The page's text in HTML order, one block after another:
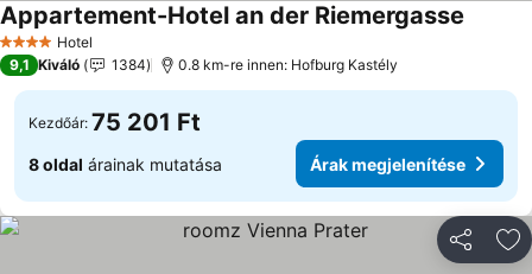
4 KategóriaHotel
Appartement-Hotel an der Riemergasse
9,1 Kiváló 1384 0.8 km-re innen: Hofburg Kastély
Kezdőár: 75 201 Ft
8 oldal árainak mutatása Árak megjelenítése